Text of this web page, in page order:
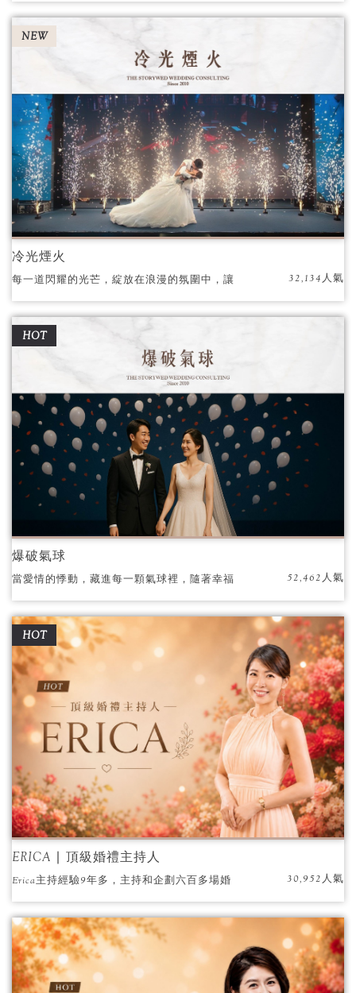
NEW
冷光煙火
每一道閃耀的光芒，綻放在浪漫的氛圍中，讓
每個瞬間都充滿著甜蜜與幸福。
32,134人氣
HOT
爆破氣球
當愛情的悸動，藏進每一顆氣球裡，隨著幸福
的倒數，就在那一瞬間，繽紛的爆破，如同心
動的樂章，灑落滿天的氣球與祝福，見證屬於
你們的浪漫承諾。
52,462人氣
HOT
ERICA ∣ 頂級婚禮主持人
Erica主持經驗9年多，主持和企劃六百多場婚
禮。包含蕭前副總統、吳前副總統、柯文哲市
長、嚴凱泰董事長、嚴長壽董事長、游錫堃前
院長和王金平前院長都曾是位上嘉賓。
30,952人氣